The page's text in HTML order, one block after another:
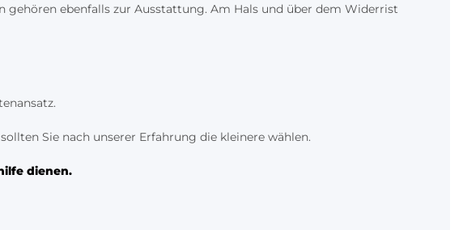
ebenfalls zur Ausstattung. Am Hals und über dem Widerrist
Sie nach unserer Erfahrung die kleinere wählen.
dienen.